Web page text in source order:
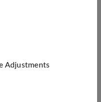
Adjustments